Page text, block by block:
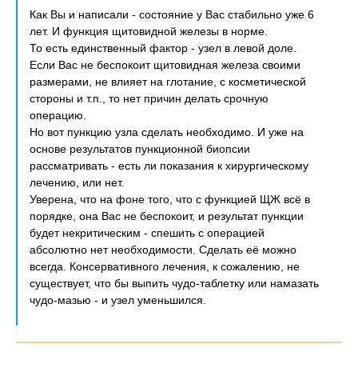
Как Вы и написали - состояние у Вас стабильно уже 6
лет. И функция щитовидной железы в норме.
То есть единственный фактор - узел в левой доле.
Если Вас не беспокоит щитовидная железа своими
размерами, не влияет на глотание, с косметической
стороны и т.п., то нет причин делать срочную
операцию.
Но вот пункцию узла сделать необходимо. И уже на
основе результатов пункционной биопсии
рассматривать - есть ли показания к хирургическому
лечению, или нет.
Уверена, что на фоне того, что с функцией ЩЖ всё в
порядке, она Вас не беспокоит, и результат пункции
будет некритическим - спешить с операцией
абсолютно нет необходимости. Сделать её можно
всегда. Консервативного лечения, к сожалению, не
существует, что бы выпить чудо-таблетку или намазать
чудо-мазью - и узел уменьшился.